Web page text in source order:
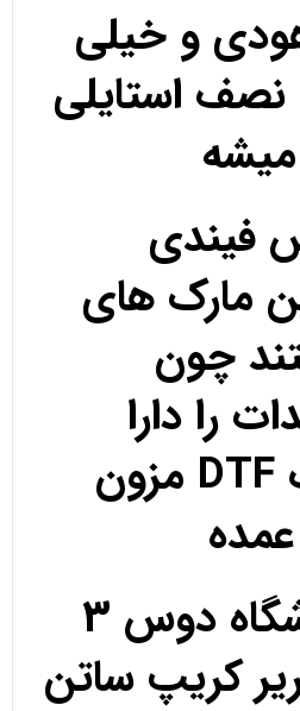
و خیلی
استایلی
فیندی
مارک های
چون
را دارا
هستند چاپ DTF مزون
فروشی فروشگاه دوس 3
کریپ ساتن